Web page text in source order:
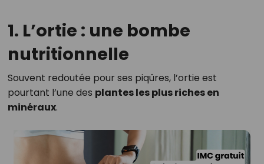
1. L’ortie : une bombe
nutritionnelle
Souvent redoutée pour ses piqûres, l’ortie est
pourtant l’une des plantes les plus riches en
minéraux.